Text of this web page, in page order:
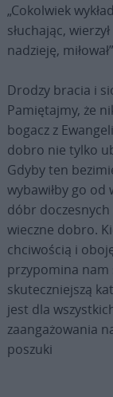
„Cokolwiek
słuchając,
nadzieję,
Drodzy bracia i
Pamiętajmy, że
bogacz z
dobro nie tylko
Gdyby ten
wybawiłby go od
dóbr
wieczne dobro.
chciwością i
przypomina nam
skuteczniejszą
jest dla
zaangażowania
poszuki